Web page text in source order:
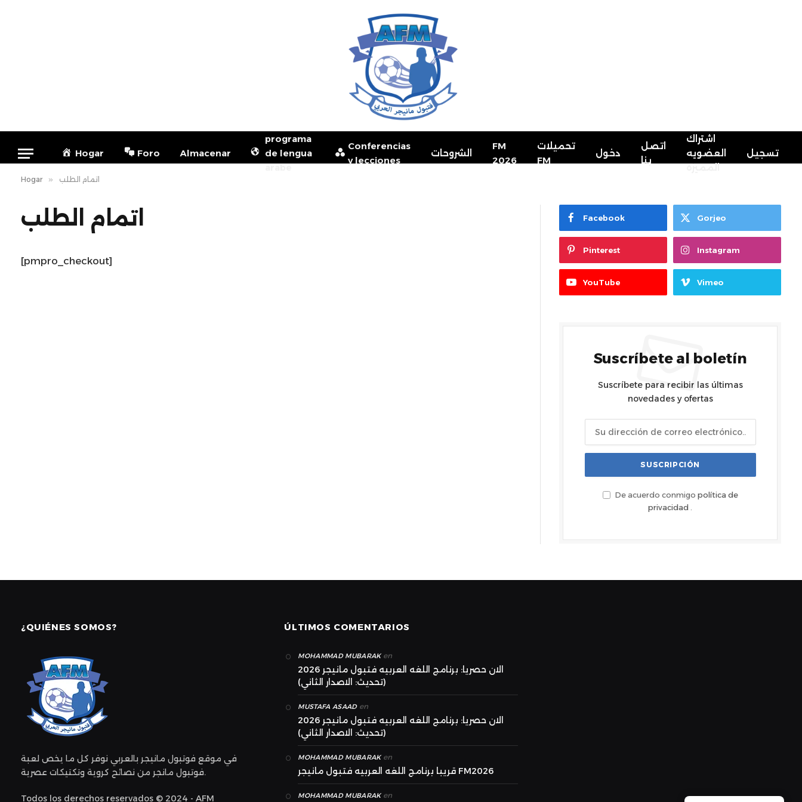
Hogar Foro Almacenar
programa
de lengua
arabe
Conferencias
y lecciones
الشروحات
FM
2026
تحميلات
FM
دخول
اتصل
بنا
اشتراك
العضويه
المميزه
تسجيل
Hogar » اتمام الطلب
اتمام الطلب
[pmpro_checkout]
Facebook Gorjeo
Pinterest Instagram
YouTube Vimeo
Suscríbete al boletín
Suscríbete para recibir las últimas
novedades y ofertas
De acuerdo conmigo política de
privacidad .
¿QUIÉNES SOMOS?
في موقع فوتبول مانيجر بالعربي نوفر كل ما يخص لعبة
فوتبول مانجر من نصائح كروية وتكتيكات عصرية.
Todos los derechos reservados © 2024 - AFM
ÚLTIMOS COMENTARIOS
MOHAMMAD MUBARAKen
الان حصريا: برنامج اللغه العربيه فتبول مانيجر 2026
(تحديث: الاصدار الثاني)
MUSTAFA ASAADen
الان حصريا: برنامج اللغه العربيه فتبول مانيجر 2026
(تحديث: الاصدار الثاني)
MOHAMMAD MUBARAKen
قريبا برنامج اللغه العربيه فتبول مانيجر FM2026
MOHAMMAD MUBARAKen